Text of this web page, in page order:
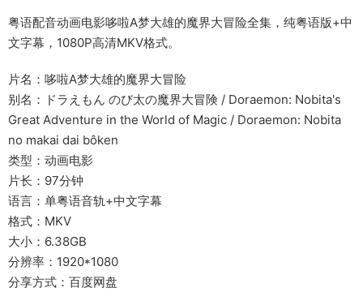
粤语配音动画电影哆啦A梦大雄的魔界大冒险全集，纯粤语版+中
文字幕，1080P高清MKV格式。
片名：哆啦A梦大雄的魔界大冒险
别名：ドラえもん のび太の魔界大冒険 / Doraemon: Nobita's
Great Adventure in the World of Magic / Doraemon: Nobita
no makai dai bôken
类型：动画电影
片长：97分钟
语言：单粤语音轨+中文字幕
格式：MKV
大小：6.38GB
分辨率：1920*1080
分享方式：百度网盘